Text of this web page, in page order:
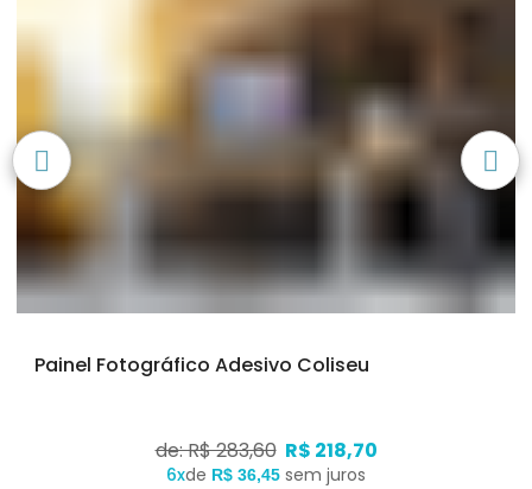
Painel Fotográfico Adesivo Coliseu
de: R$ 283,60 R$ 218,70
6xde R$ 36,45 sem juros